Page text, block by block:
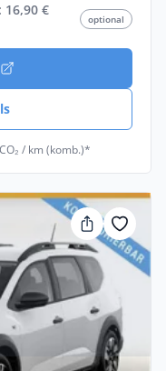
€
optional
/ km (komb.)*